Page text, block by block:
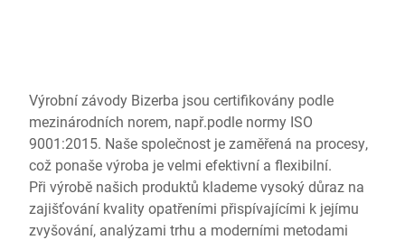
Výrobní závody Bizerba jsou certifikovány podle
mezinárodních norem, např.podle normy ISO
9001:2015. Naše společnost je zaměřená na procesy,
což ponaše výroba je velmi efektivní a flexibilní.
Při výrobě našich produktů klademe vysoký důraz na
zajišťování kvality opatřeními přispívajícími k jejímu
zvyšování, analýzami trhu a moderními metodami